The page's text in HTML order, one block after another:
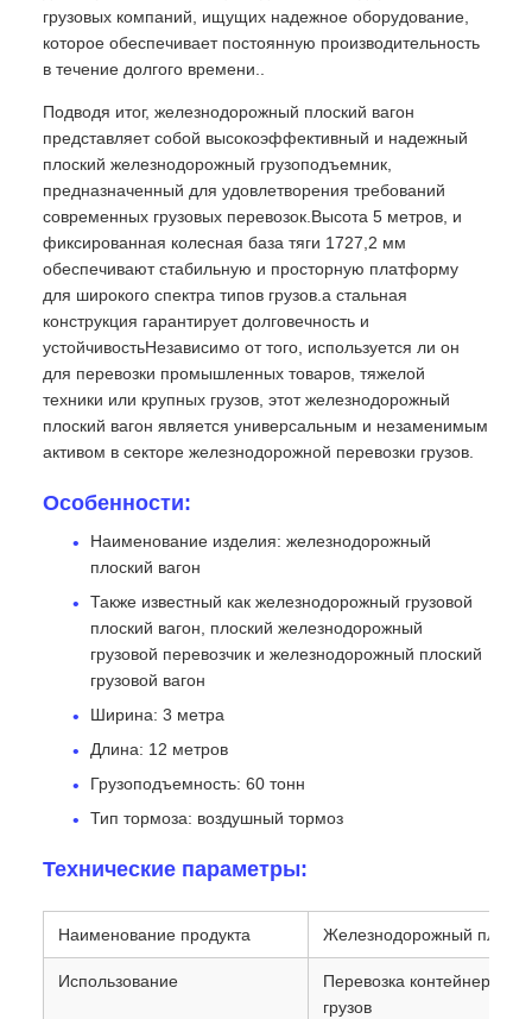
грузовых компаний, ищущих надежное оборудование,
которое обеспечивает постоянную производительность
в течение долгого времени..
Подводя итог, железнодорожный плоский вагон
представляет собой высокоэффективный и надежный
плоский железнодорожный грузоподъемник,
предназначенный для удовлетворения требований
современных грузовых перевозок.Высота 5 метров, и
фиксированная колесная база тяги 1727,2 мм
обеспечивают стабильную и просторную платформу
для широкого спектра типов грузов.а стальная
конструкция гарантирует долговечность и
устойчивостьНезависимо от того, используется ли он
для перевозки промышленных товаров, тяжелой
техники или крупных грузов, этот железнодорожный
плоский вагон является универсальным и незаменимым
активом в секторе железнодорожной перевозки грузов.
Особенности:
Наименование изделия: железнодорожный
плоский вагон
Также известный как железнодорожный грузовой
плоский вагон, плоский железнодорожный
грузовой перевозчик и железнодорожный плоский
грузовой вагон
Ширина: 3 метра
Длина: 12 метров
Грузоподъемность: 60 тонн
Тип тормоза: воздушный тормоз
Технические параметры:
Наименование продукта Железнодорожный
Использование
Перевозка контейнеров,
грузов